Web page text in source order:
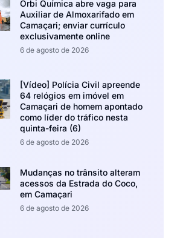
Orbi Química abre vaga para
Auxiliar de Almoxarifado em
Camaçari; enviar currículo
exclusivamente online
6 de agosto de 2026
[Vídeo] Polícia Civil apreende
64 relógios em imóvel em
Camaçari de homem apontado
como líder do tráfico nesta
quinta-feira (6)
6 de agosto de 2026
Mudanças no trânsito alteram
acessos da Estrada do Coco,
em Camaçari
6 de agosto de 2026